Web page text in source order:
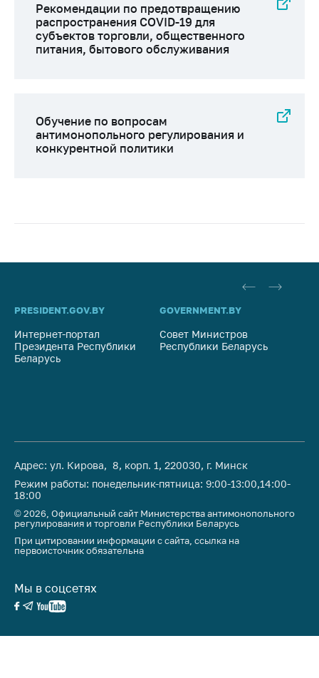
Рекомендации по предотвращению
распространения COVID-19 для
субъектов торговли, общественного
питания, бытового обслуживания
Обучение по вопросам
антимонопольного регулирования и
конкурентной политики
PRESIDENT.GOV.BY
Интернет-портал
Президента Республики
Беларусь
GOVERNMENT.BY
Совет Министров
Республики Беларусь
Адрес: ул. Кирова, 8, корп. 1, 220030, г. Минск
Режим работы: понедельник-пятница: 9:00-13:00,14:00-
18:00
© 2026, Официальный сайт Министерства антимонопольного
регулирования и торговли Республики Беларусь
При цитировании информации с сайта, ссылка на
первоисточник обязательна
Мы в соцсетях